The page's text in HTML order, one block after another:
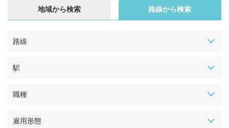
地域から検索 路線から検索
路線
駅
職種
雇用形態